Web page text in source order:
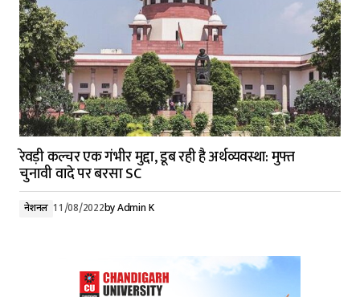
रेवड़ी कल्चर एक गंभीर मुद्दा, डूब रही है अर्थव्यवस्था: मुफ्त
चुनावी वादे पर बरसा SC
नेशनल 11/08/2022byAdmin K